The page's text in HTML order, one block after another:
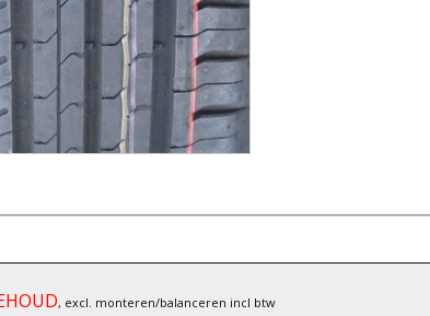
, excl. monteren/balanceren incl btw